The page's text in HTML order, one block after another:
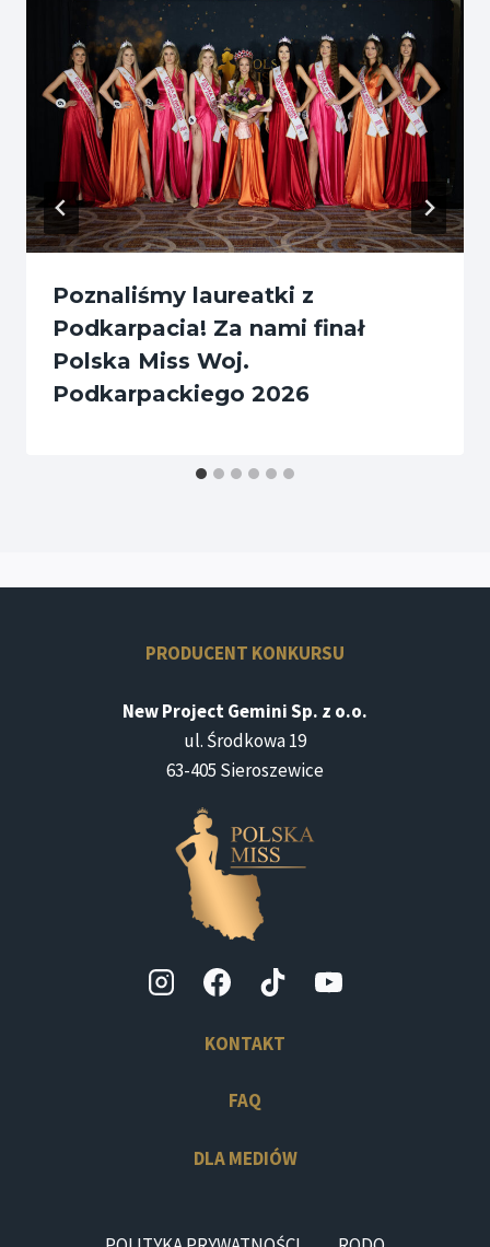
Poznaliśmy laureatki z
Podkarpacia! Za nami finał
Polska Miss Woj.
Podkarpackiego 2026
PRODUCENT KONKURSU
New Project Gemini Sp. z o.o.
ul. Środkowa 19
63-405 Sieroszewice
KONTAKT
FAQ
DLA MEDIÓW